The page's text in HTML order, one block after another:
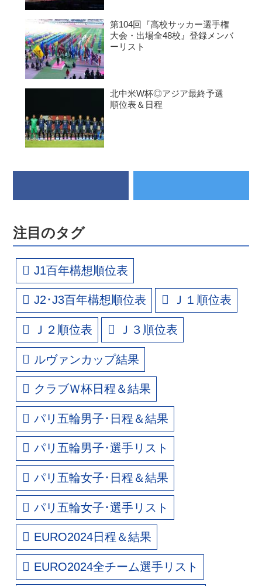
第104回『高校サッカー選手権
大会・出場全48校』登録メンバ
ーリスト
北中米W杯◎アジア最終予選
順位表＆日程
注目のタグ
J1百年構想順位表
J2･J3百年構想順位表 Ｊ１順位表
Ｊ２順位表 Ｊ３順位表
ルヴァンカップ結果
クラブＷ杯日程＆結果
パリ五輪男子･日程＆結果
パリ五輪男子･選手リスト
パリ五輪女子･日程＆結果
パリ五輪女子･選手リスト
EURO2024日程＆結果
EURO2024全チーム選手リスト